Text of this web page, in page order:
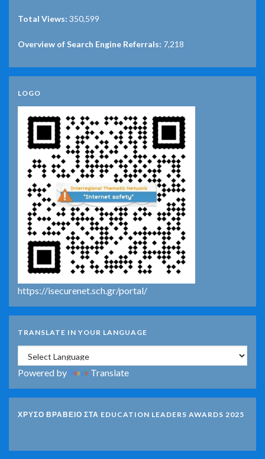
Total Views: 350,599
Overview of Search Engine Referrals: 7,218
LOGO
https://isecurenet.sch.gr/portal/
TRANSLATE IN YOUR LANGUAGE
Powered by Translate
ΧΡΥΣΟ ΒΡΑΒΕΙΟ ΣΤΑ EDUCATION LEADERS AWARDS 2025